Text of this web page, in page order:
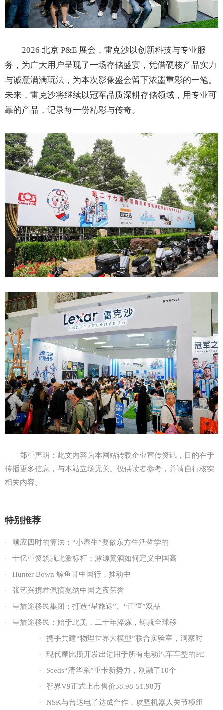
2026 北京 P&E 展会，雷克沙以创新科技与专业服
务，为广大用户呈现了一场存储盛宴，凭借硬核产品实力
与诚意满满玩法，为本次影像盛会留下浓墨重彩的一笔。
未来，雷克沙将继续以冠军品质深耕存储领域，用专业可
靠的产品，记录每一份精彩与传奇。
郑重声明：此文内容为本网站转载企业宣传资讯，目的在于
传播更多信息，与本站立场无关。仅供读者参考，并请自行核实
相关内容。
特别推荐
·
顺应四时的算法：“小养生”要做东方生活哲学的
·
十亿重资筑就北派标杆：滹源黄酒如何定义中国高
·
Hunter Bown 鲸鱼哥中国行，推动中
·
张艺兴携君佩摘戛纳中国之夜荣誉
·
星旅途移民集团：打造“星旅途”、“正恒”双品
·
星旅途移民：始于北美，二十年淬炼，铸就全球移
·
携手共建“物理世界大模型”联合实验室，洞察时
·
现代摩比斯开发出适用于所有电动汽车车型的PE
·
Seeds“清华系”重卡新势力，刚融了10个
·
智界V9正式上市售价38.98-51.98万
·
NSK与台达电子达成合作，攻坚机器人关节模组